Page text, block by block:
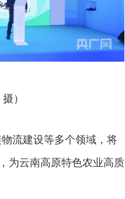
）
流建设等多个领域，将
为云南高原特色农业高质